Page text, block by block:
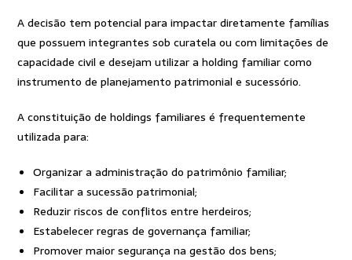
A decisão tem potencial para impactar diretamente famílias
que possuem integrantes sob curatela ou com limitações de
capacidade civil e desejam utilizar a holding familiar como
instrumento de planejamento patrimonial e sucessório.
A constituição de holdings familiares é frequentemente
utilizada para:
Organizar a administração do patrimônio familiar;
Facilitar a sucessão patrimonial;
Reduzir riscos de conflitos entre herdeiros;
Estabelecer regras de governança familiar;
Promover maior segurança na gestão dos bens;